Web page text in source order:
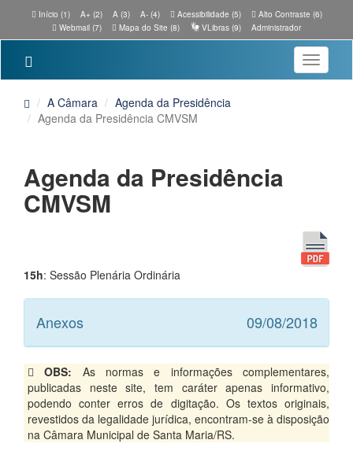
Início (1) A+ (2) A (3) A- (4) Acessibilidade (5)
Alto Contraste (6)
Webmail (7)
Mapa do Site (8) VLibras (9) Administrador
Toggle
A Câmara
Agenda da Presidência
Agenda da Presidência CMVSM
Agenda da Presidência
CMVSM
15h: Sessão Plenária Ordinária
Anexos 09/08/2018
OBS: As normas e informações complementares,
publicadas neste site, tem caráter apenas informativo,
podendo conter erros de digitação. Os textos originais,
revestidos da legalidade jurídica, encontram-se à disposição
na Câmara Municipal de Santa Maria/RS.